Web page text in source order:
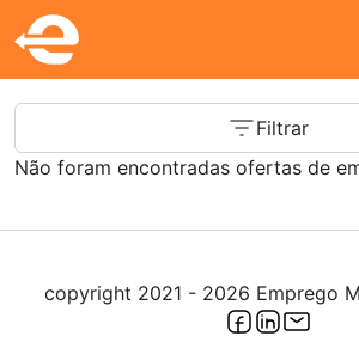
Filtrar
Não foram encontradas ofertas de
copyright 2021 - 2026 Emprego